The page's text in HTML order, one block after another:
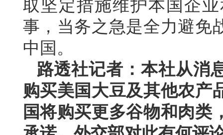
取坚定措施维护本国企
事，当务之急是全力避免
中国。
路透社记者：本社从消
购买美国大豆及其他农产
国将购买更多谷物和肉类